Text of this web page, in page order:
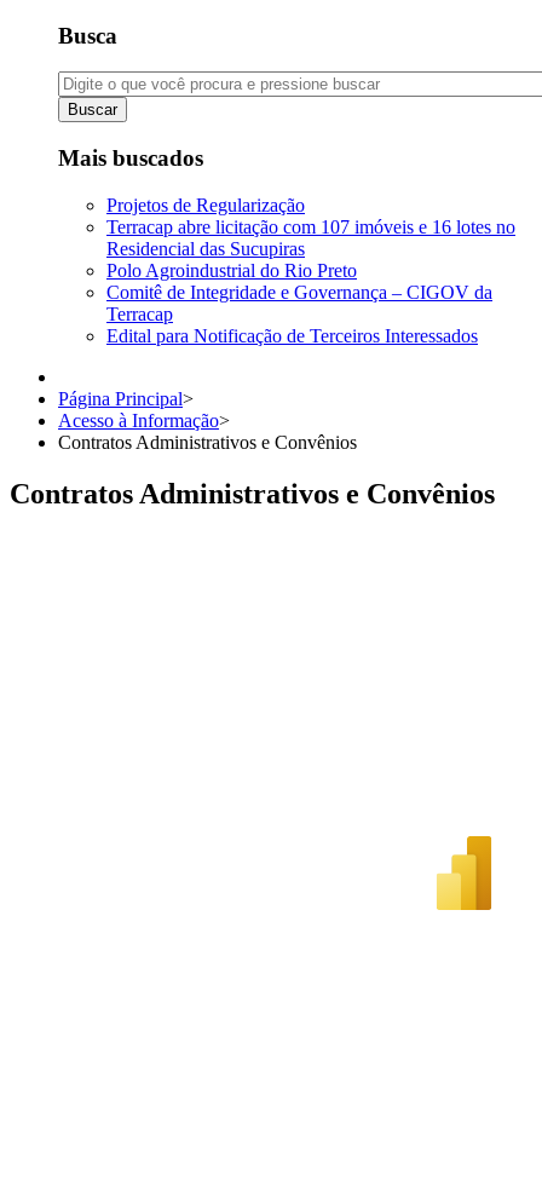
Busca
Buscar
Mais buscados
Projetos de Regularização
Terracap abre licitação com 107 imóveis e 16 lotes no
Residencial das Sucupiras
Polo Agroindustrial do Rio Preto
Comitê de Integridade e Governança – CIGOV da
Terracap
Edital para Notificação de Terceiros Interessados
Página Principal>
Acesso à Informação>
Contratos Administrativos e Convênios
Contratos Administrativos e Convênios